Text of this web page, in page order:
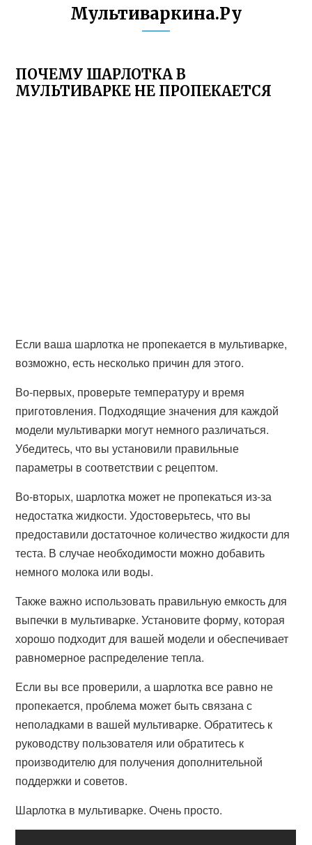
Мультиваркина.Ру
ПОЧЕМУ ШАРЛОТКА В
МУЛЬТИВАРКЕ НЕ ПРОПЕКАЕТСЯ
Если ваша шарлотка не пропекается в мультиварке,
возможно, есть несколько причин для этого.
Во-первых, проверьте температуру и время
приготовления. Подходящие значения для каждой
модели мультиварки могут немного различаться.
Убедитесь, что вы установили правильные
параметры в соответствии с рецептом.
Во-вторых, шарлотка может не пропекаться из-за
недостатка жидкости. Удостоверьтесь, что вы
предоставили достаточное количество жидкости для
теста. В случае необходимости можно добавить
немного молока или воды.
Также важно использовать правильную емкость для
выпечки в мультиварке. Установите форму, которая
хорошо подходит для вашей модели и обеспечивает
равномерное распределение тепла.
Если вы все проверили, а шарлотка все равно не
пропекается, проблема может быть связана с
неполадками в вашей мультиварке. Обратитесь к
руководству пользователя или обратитесь к
производителю для получения дополнительной
поддержки и советов.
Шарлотка в мультиварке. Очень просто.